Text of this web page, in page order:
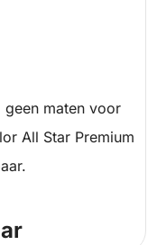
maten voor
All Star Premium